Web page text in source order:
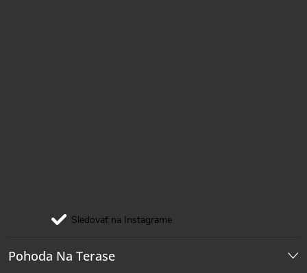
Sledovať na Instagrame
Pohoda Na Terase